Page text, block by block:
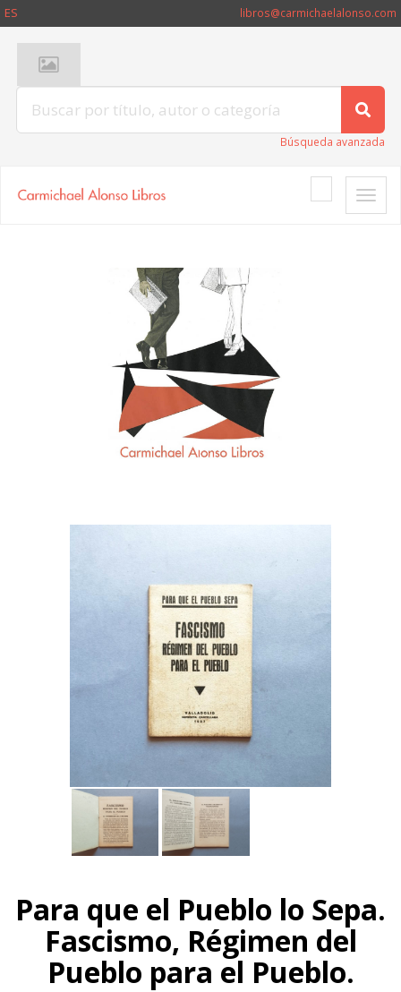
ES libros@carmichaelalonso.com
Búsqueda avanzada
Toggle
Para que el Pueblo lo Sepa.
Fascismo, Régimen del
Pueblo para el Pueblo.